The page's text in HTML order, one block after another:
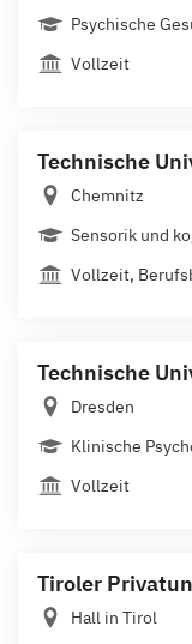
Psychische
Vollzeit
Technische
Chemnitz
Sensorik und
Vollzeit,
Technische
Dresden
Klinische
Vollzeit
Tiroler
Hall in Tirol